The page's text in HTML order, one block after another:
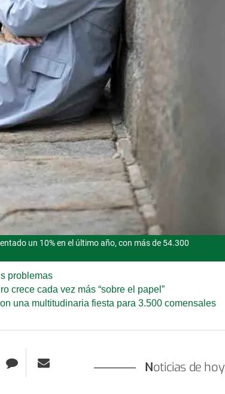
un 10% en el último año, con más de 54.300
problemas
crece cada vez más “sobre el papel”
una multitudinaria fiesta para 3.500 comensales
Noticias de hoy